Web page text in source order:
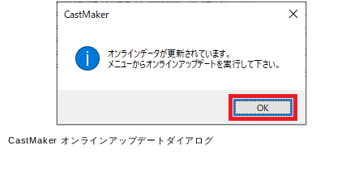
CastMaker オンラインアップデートダイアログ